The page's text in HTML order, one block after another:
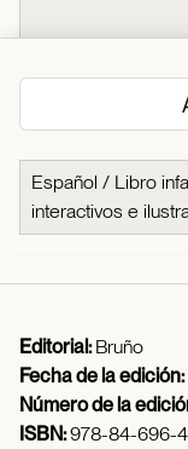
Español / Libro
interactivos e
Editorial:Bruño
Fecha de la edición:
Número de la
ISBN:978-84-696-